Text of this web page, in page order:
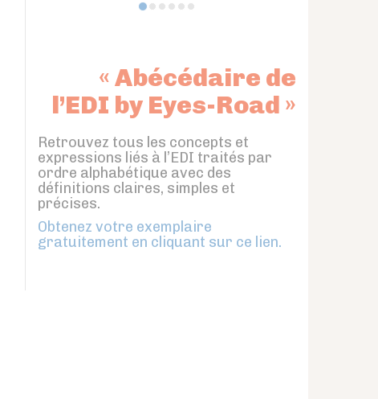
« Abécédaire de
l’EDI by Eyes-Road »
Retrouvez tous les concepts et
expressions liés à l’EDI traités par
ordre alphabétique avec des
définitions claires, simples et
précises.
Obtenez votre exemplaire
gratuitement en cliquant sur ce lien.